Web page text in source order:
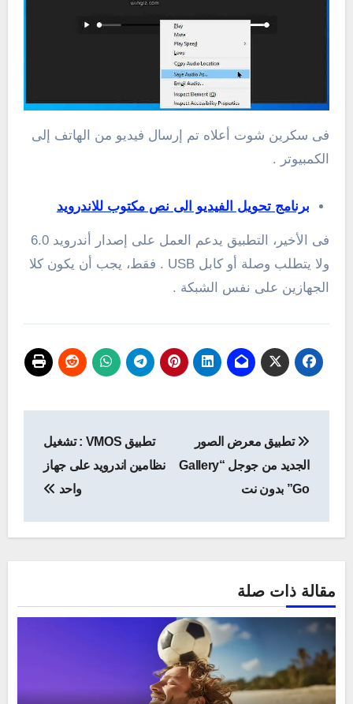
فى سكرين شوت أعلاه تم إرسال فيديو من الهاتف إلى
الكمبيوتر .
برنامج تحويل الفيديو الى نص مكتوب للاندرويد
فى الأخير، التطبيق يدعم العمل على إصدار أندرويد 6.0
ولا يتطلب وصلة أو كابل USB . فقط، يجب أن يكون كلا
الجهازين على نفس الشبكة .
المقالات
تطبيق معرض الصور
الجديد من جوجل “Gallery
Go” بدون نت
تطبيق VMOS : تشغيل
نظامين اندرويد على جهاز
واحد
مقالة ذات صلة